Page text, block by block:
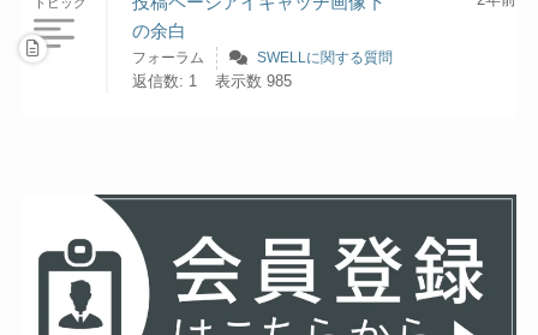
の余白
フォーラム SWELLに関する質問
返信数: 1 表示数 985